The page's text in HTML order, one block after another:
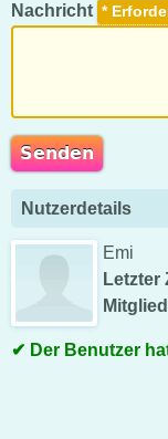
Nachricht *
Nutzerdetails
Emi
Letzter
Der Benutzer